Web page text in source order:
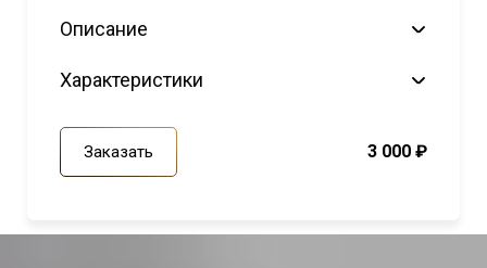
Описание
Характеристики
Заказать 3 000 ₽